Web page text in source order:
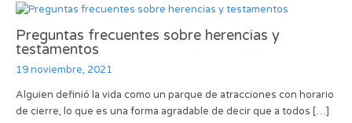
Preguntas frecuentes sobre herencias y
testamentos
19 noviembre, 2021
Alguien definió la vida como un parque de atracciones con horario
de cierre, lo que es una forma agradable de decir que a todos […]